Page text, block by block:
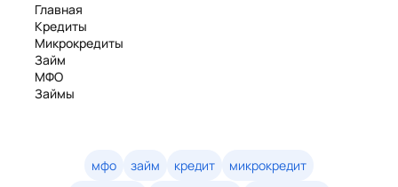
Главная
Кредиты
Микрокредиты
Займ
МФО
Займы
Займы онлайн
Денежные кредиты
мфо займ кредит
микрокредит